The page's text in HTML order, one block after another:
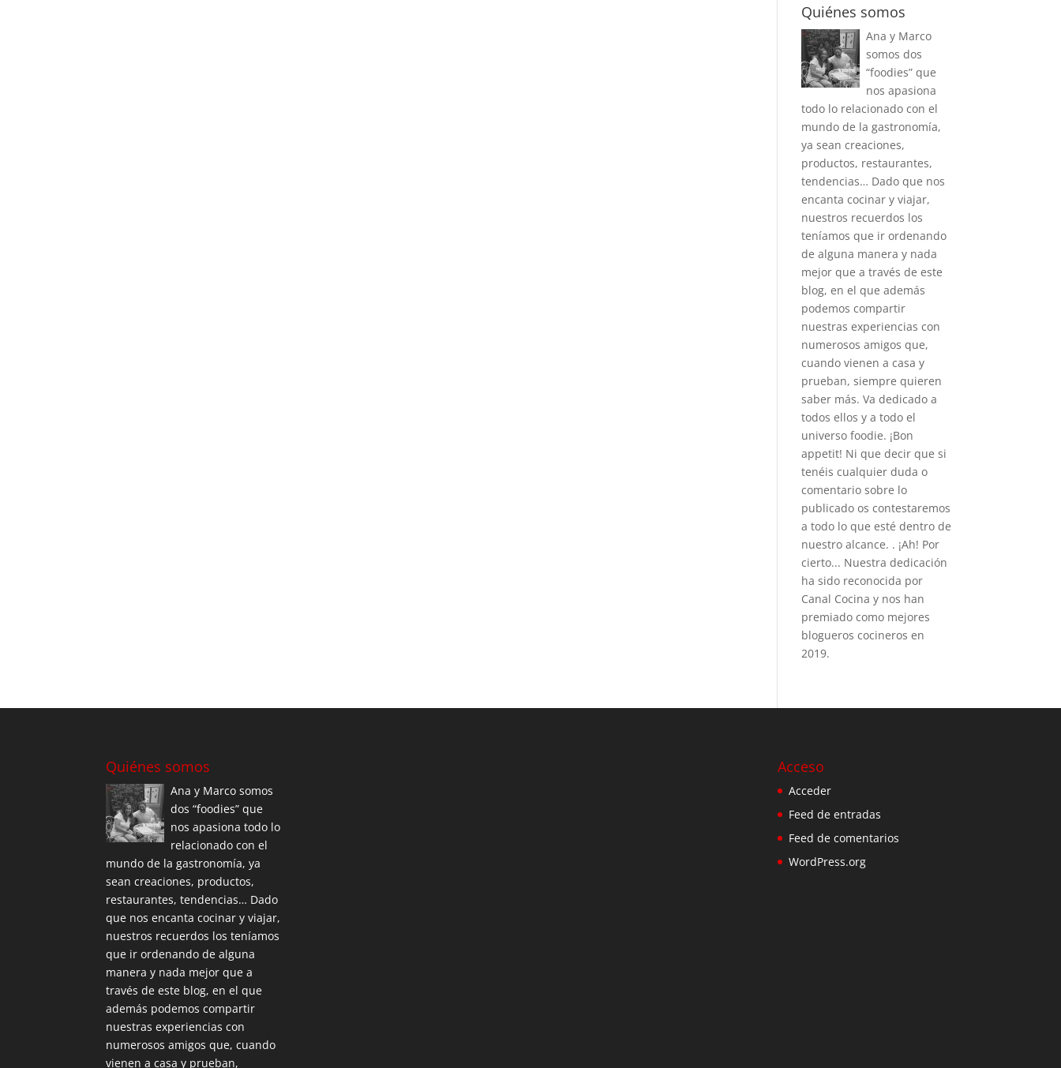
Quiénes somos
Ana y Marco
somos dos
“foodies” que
nos apasiona
todo lo relacionado con el
mundo de la gastronomía,
ya sean creaciones,
productos, restaurantes,
tendencias… Dado que nos
encanta cocinar y viajar,
nuestros recuerdos los
teníamos que ir ordenando
de alguna manera y nada
mejor que a través de este
blog, en el que además
podemos compartir
nuestras experiencias con
numerosos amigos que,
cuando vienen a casa y
prueban, siempre quieren
saber más. Va dedicado a
todos ellos y a todo el
universo foodie. ¡Bon
appetit! Ni que decir que si
tenéis cualquier duda o
comentario sobre lo
publicado os contestaremos
a todo lo que esté dentro de
nuestro alcance. . ¡Ah! Por
cierto... Nuestra dedicación
ha sido reconocida por
Canal Cocina y nos han
premiado como mejores
blogueros cocineros en
2019.
Quiénes somos
Ana y Marco somos
dos “foodies” que
nos apasiona todo lo
relacionado con el
mundo de la gastronomía, ya
sean creaciones, productos,
restaurantes, tendencias… Dado
que nos encanta cocinar y viajar,
nuestros recuerdos los teníamos
que ir ordenando de alguna
manera y nada mejor que a
través de este blog, en el que
además podemos compartir
nuestras experiencias con
numerosos amigos que, cuando
vienen a casa y prueban,
Acceso
Acceder
Feed de entradas
Feed de comentarios
WordPress.org